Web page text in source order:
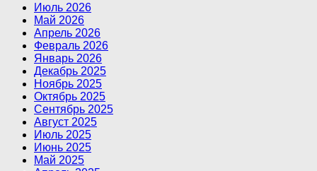
Июль 2026
Май 2026
Апрель 2026
Февраль 2026
Январь 2026
Декабрь 2025
Ноябрь 2025
Октябрь 2025
Сентябрь 2025
Август 2025
Июль 2025
Июнь 2025
Май 2025